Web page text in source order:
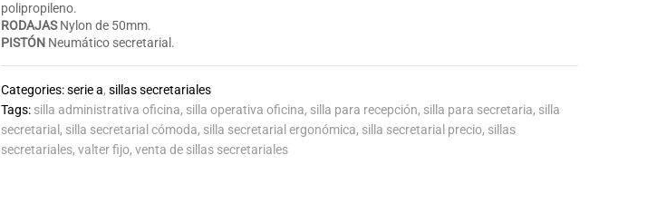
polipropileno.
RODAJASNylon de 50mm.
PISTÓN Neumático secretarial.
Categories:serie a,sillas secretariales
Tags: silla administrativa oficina, silla operativa oficina, silla para recepción, silla para secretaria, silla
secretarial , silla secretarial cómoda, silla secretarial ergonómica, silla secretarial precio, sillas
secretariales,valter fijo,venta de sillas secretariales